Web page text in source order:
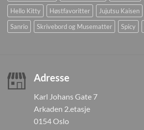
Hello Kitty
Høstfavoritter Jujutsu Kaisen
Sanrio
Skrivebord og Musematter Spicy
Adresse
Karl Johans Gate 7
Arkaden 2.etasje
0154 Oslo